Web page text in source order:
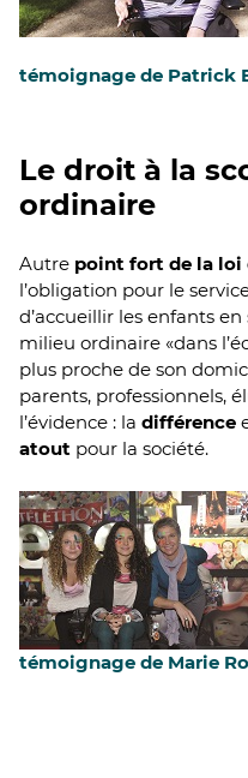
témoignage de Patrick
Le droit à la
ordinaire
Autre point fort de la loi
l’obligation pour le
d’accueillir les enfants
milieu ordinaire «dans
plus proche de son
parents, professionnels,
l’évidence : la différence
atout pour la société.
témoignage de Marie